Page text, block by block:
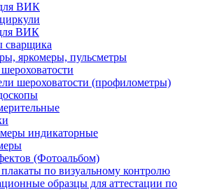
ВИК
ВИК
яркомеры, пульсметры
шероховатости (профилометры)
индикаторные
(Фотоальбом)
по визуальному контролю
образцы для аттестации по